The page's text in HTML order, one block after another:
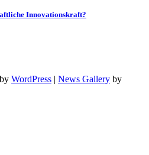
Innovationskraft?
WordPress | News Gallery by